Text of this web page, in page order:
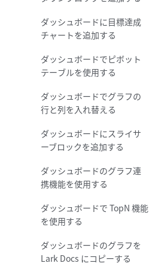
ダッシュボードに目標達成
チャートを追加する
ダッシュボードでピボット
テーブルを使用する
ダッシュボードでグラフの
行と列を入れ替える
ダッシュボードにスライサ
ーブロックを追加する
ダッシュボードのグラフ連
携機能を使用する
ダッシュボードで TopN 機能
を使用する
ダッシュボードのグラフを
Lark Docs にコピーする